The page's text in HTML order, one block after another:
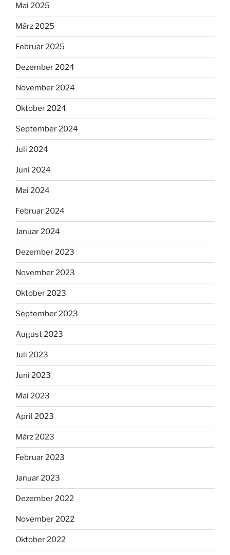
Mai 2025
März 2025
Februar 2025
Dezember 2024
November 2024
Oktober 2024
September 2024
Juli 2024
Juni 2024
Mai 2024
Februar 2024
Januar 2024
Dezember 2023
November 2023
Oktober 2023
September 2023
August 2023
Juli 2023
Juni 2023
Mai 2023
April 2023
März 2023
Februar 2023
Januar 2023
Dezember 2022
November 2022
Oktober 2022